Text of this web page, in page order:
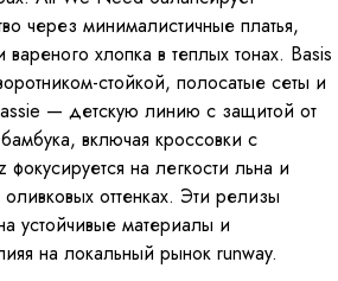
через минималистичные платья,
хлопка в теплых тонах. Basis
стойкой, полосатые сеты и
— детскую линию с защитой от
включая кроссовки с
на легкости льна и
оттенках. Эти релизы
устойчивые материалы и
на локальный рынок runway.